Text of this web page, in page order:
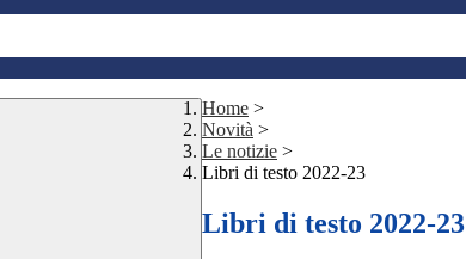
Home >
Novità >
Le notizie >
Libri di testo 2022-23
Libri di testo 2022-23